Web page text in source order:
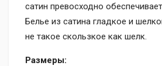
сатин превосходно
Белье из сатина гладкое и
не такое скользкое как шелк.
Размеры: